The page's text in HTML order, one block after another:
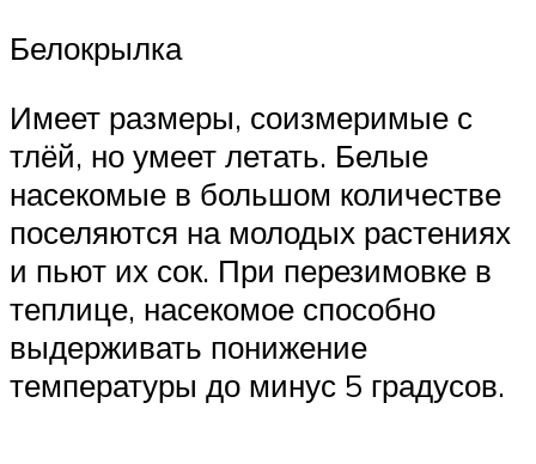
Белокрылка
Имеет размеры, соизмеримые с
тлёй, но умеет летать. Белые
насекомые в большом количестве
поселяются на молодых растениях
и пьют их сок. При перезимовке в
теплице, насекомое способно
выдерживать понижение
температуры до минус 5 градусов.